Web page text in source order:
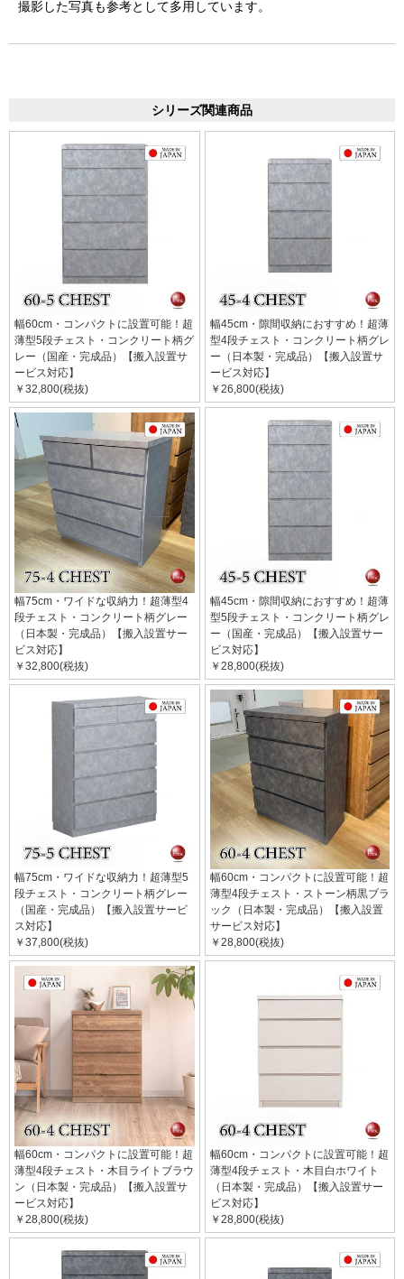
撮影した写真も参考として多用しています。
シリーズ関連商品
幅60cm・コンパクトに設置可能！超
薄型5段チェスト・コンクリート柄グ
レー（国産・完成品）【搬入設置サ
ービス対応】
￥32,800(税抜)
幅45cm・隙間収納におすすめ！超薄
型4段チェスト・コンクリート柄グレ
ー（日本製・完成品）【搬入設置サ
ービス対応】
￥26,800(税抜)
幅75cm・ワイドな収納力！超薄型4
段チェスト・コンクリート柄グレー
（日本製・完成品）【搬入設置サー
ビス対応】
￥32,800(税抜)
幅45cm・隙間収納におすすめ！超薄
型5段チェスト・コンクリート柄グレ
ー（国産・完成品）【搬入設置サー
ビス対応】
￥28,800(税抜)
幅75cm・ワイドな収納力！超薄型5
段チェスト・コンクリート柄グレー
（国産・完成品）【搬入設置サービ
ス対応】
￥37,800(税抜)
幅60cm・コンパクトに設置可能！超
薄型4段チェスト・ストーン柄黒ブラ
ック（日本製・完成品）【搬入設置
サービス対応】
￥28,800(税抜)
幅60cm・コンパクトに設置可能！超
薄型4段チェスト・木目ライトブラウ
ン（日本製・完成品）【搬入設置サ
ービス対応】
￥28,800(税抜)
幅60cm・コンパクトに設置可能！超
薄型4段チェスト・木目白ホワイト
（日本製・完成品）【搬入設置サー
ビス対応】
￥28,800(税抜)